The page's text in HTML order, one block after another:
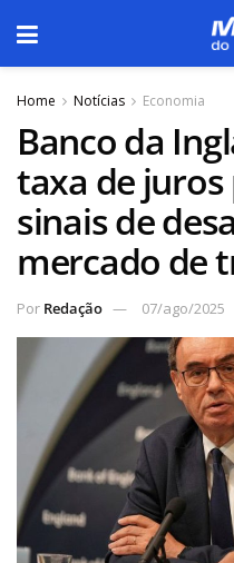
Home Notícias Economia
Banco da
taxa de juros
sinais de
mercado de
Por Redação 07/ago/2025